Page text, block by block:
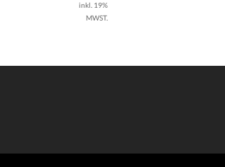
inkl. 19%
MWST.